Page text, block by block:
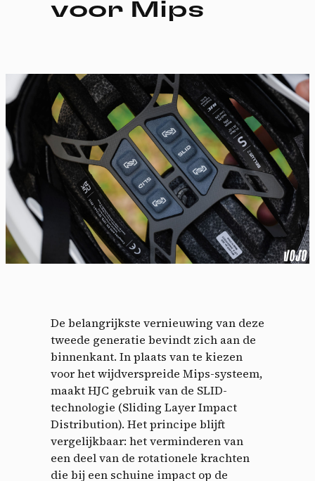
voor Mips
De belangrijkste vernieuwing van deze
tweede generatie bevindt zich aan de
binnenkant. In plaats van te kiezen
voor het wijdverspreide Mips-systeem,
maakt HJC gebruik van de SLID-
technologie (Sliding Layer Impact
Distribution). Het principe blijft
vergelijkbaar: het verminderen van
een deel van de rotationele krachten
die bij een schuine impact op de